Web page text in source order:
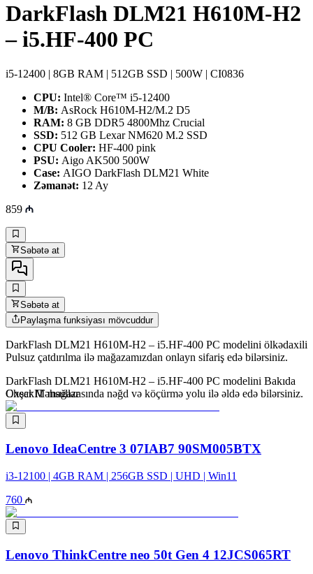
DarkFlash DLM21 H610M-H2
– i5.HF-400 PC
i5-12400 | 8GB RAM | 512GB SSD | 500W | CI0836
CPU: Intel® Core™ i5-12400
M/B: AsRock H610M-H2/M.2 D5
RAM: 8 GB DDR5 4800Mhz Crucial
SSD: 512 GB Lexar NM620 M.2 SSD
CPU Cooler: HF-400 pink
PSU: Aigo AK500 500W
Case: AIGO DarkFlash DLM21 White
Zəmanət: 12 Ay
859
Səbətə at
Səbətə at
Paylaşma funksiyası mövcuddur
DarkFlash DLM21 H610M-H2 – i5.HF-400 PC modelini ölkədaxili
Pulsuz çatdırılma ilə mağazamızdan onlayn sifariş edə bilərsiniz.
DarkFlash DLM21 H610M-H2 – i5.HF-400 PC modelini Bakıda
CheckIT mağazasında nəğd və köçürmə yolu ilə əldə edə bilərsiniz.
Oxşar Məhsullar
Lenovo IdeaCentre 3 07IAB7 90SM005BTX
i3-12100 | 4GB RAM | 256GB SSD | UHD | Win11
760
Lenovo ThinkCentre neo 50t Gen 4 12JCS065RT